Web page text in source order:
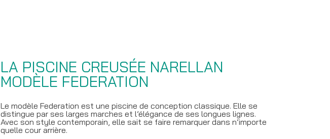
LA PISCINE CREUSÉE NARELLAN
MODÈLE FEDERATION
Le modèle Federation est une piscine de conception classique. Elle se
distingue par ses larges marches et l’élégance de ses longues lignes.
Avec son style contemporain, elle sait se faire remarquer dans n’importe
quelle cour arrière.